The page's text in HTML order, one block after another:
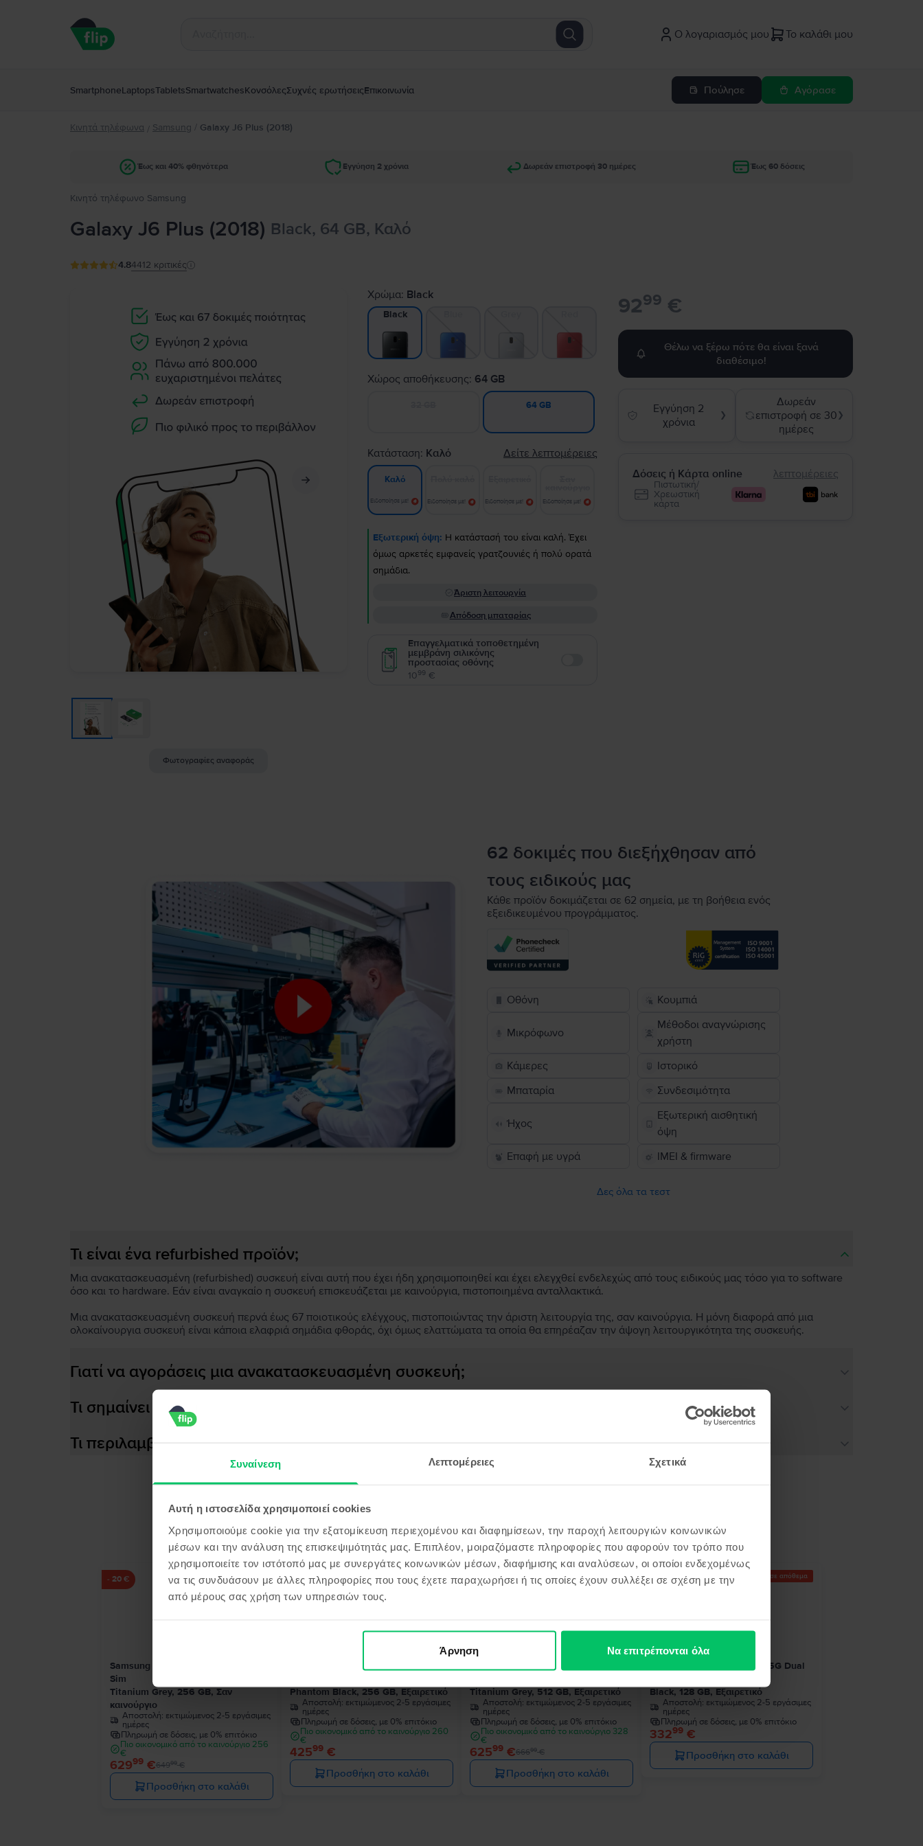
Συναίνεση Λεπτομέρειες Σχετικά
Αυτή η ιστοσελίδα χρησιμοποιεί cookies
Χρησιμοποιούμε cookie για την εξατομίκευση περιεχομένου και διαφημίσεων, την παροχή λειτουργιών κοινωνικών
μέσων και την ανάλυση της επισκεψιμότητάς μας. Επιπλέον, μοιραζόμαστε πληροφορίες που αφορούν τον τρόπο που
χρησιμοποιείτε τον ιστότοπό μας με συνεργάτες κοινωνικών μέσων, διαφήμισης και αναλύσεων, οι οποίοι ενδεχομένως
να τις συνδυάσουν με άλλες πληροφορίες που τους έχετε παραχωρήσει ή τις οποίες έχουν συλλέξει σε σχέση με την
από μέρους σας χρήση των υπηρεσιών τους.
Άρνηση Να επιτρέπονται όλα
Ο λογαριασμός μου Το καλάθι μου
SmartphoneLaptopsTabletsSmartwatchesΚονσόλεςΣυχνές ερωτήσειςΕπικοινωνία Πούλησε Αγόρασε
Κινητά τηλέφωνα / Samsung / Galaxy J6 Plus (2018)
Έως και 40% φθηνότερα Εγγύηση 2 χρόνια Δωρεάν επιστροφή 30 ημέρες Έως 60 δόσεις
Κινητό τηλέφωνο Samsung
Galaxy J6 Plus (2018) Black, 64 GB, Καλό
4.84412 κριτικές
Φωτογραφίες αναφοράς
Χρώμα: Black
Black
Χώρος αποθήκευσης: 64 GB
64 GB
Κατάσταση: Καλό Δείτε λεπτομέρειες
Καλό
Ειδοποίησε με! Ειδοποίησε με! Ειδοποίησε με! Ειδοποίησε με!
Εξωτερική όψη: Η κατάστασή του είναι καλή. Έχει
όμως αρκετές εμφανείς γρατζουνιές ή πολύ ορατά
σημάδια.
Άριστη λειτουργία
Απόδοση μπαταρίας
Επαγγελματικά τοποθετημένη
μεμβράνη σιλικόνης
προστασίας οθόνης
1099 €
9299 €
Θέλω να ξέρω πότε θα είναι ξανά
διαθέσιμο!
Εγγύηση 2
χρόνια
❯
Δωρεάν
επιστροφή σε 30
ημέρες
❯
Δόσεις ή Κάρτα online λεπτομέρειες
Πιστωτική/
Χρεωστική
κάρτα
62 δοκιμές που διεξήχθησαν από
τους ειδικούς μας
Κάθε προϊόν δοκιμάζεται σε 62 σημεία, με τη βοήθεια ενός
εξειδικευμένου προγράμματος.
Οθόνη Κουμπιά
Μικρόφωνο
Μέθοδοι αναγνώρισης
χρήστη
Κάμερες
Ιστορικό
Μπαταρία
Συνδεσιμότητα
Ήχος
Εξωτερική αισθητική
όψη
Επαφή με υγρά
IMEI & firmware
Δες όλα τα τεστ
Τι είναι ένα refurbished προϊόν;
Μια ανακατασκευασμένη (refurbished) συσκευή είναι αυτή που έχει ήδη χρησιμοποιηθεί και έχει ελεγχθεί ενδελεχώς από τους ειδικούς μας τόσο για το software
όσο και το hardware. Εάν είναι αναγκαίο η συσκευή επισκευάζεται με καινούργια, πιστοποιημένα ανταλλακτικά.
Μια ανακατασκευασμένη συσκευή περνά έως 67 ποιοτικούς ελέγχους, πιστοποιώντας την άριστη λειτουργία της, σαν καινούργια. Η μόνη διαφορά από μια
ολοκαίνουργια συσκευή είναι κάποια ελαφριά σημάδια φθοράς, όχι όμως ελαττώματα τα οποία θα επηρέαζαν την άψογη λειτουργικότητα της συσκευής.
Γιατί να αγοράσεις μια ανακατασκευασμένη συσκευή;
Τι σημαίνει αποδοτική μπαταρία;
Τι περιλαμβάνεται στο κουτί της συσκευής;
Προϊόντα παρόμοια με την αναζήτησή σου
- 20 €
Samsung Galaxy S24 Ultra 5G Dual
Sim
Titanium Grey, 256 GB, Σαν
καινούργιο
Αποστολή: εκτιμώμενος 2-5 εργάσιμες
ημέρες
Πληρωμή σε δόσεις, με 0% επιτόκιο
Πιο οικονομικό από το καινούργιο 256
€
62999€64999€
Προσθήκη στο καλάθι
Samsung Galaxy S22 Ultra 5G Dual
Phantom Black, 256 GB, Εξαιρετικό
Αποστολή: εκτιμώμενος 2-5 εργάσιμες
ημέρες
Πληρωμή σε δόσεις, με 0% επιτόκιο
Πιο οικονομικό από το καινούργιο 260
€
42599€
Προσθήκη στο καλάθι
- 41 €
Samsung Galaxy S24 Ultra 5G Dual
Titanium Grey, 512 GB, Εξαιρετικό
Αποστολή: εκτιμώμενος 2-5 εργάσιμες
ημέρες
Πληρωμή σε δόσεις, με 0% επιτόκιο
Πιο οικονομικό από το καινούργιο 328
€
62599 €66699€
Προσθήκη στο καλάθι
Τελευταίο σε απόθεμα
Samsung Galaxy S21 Ultra 5G Dual
Black, 128 GB, Εξαιρετικό
Αποστολή: εκτιμώμενος 2-5 εργάσιμες
ημέρες
Πληρωμή σε δόσεις, με 0% επιτόκιο
33299 €
Προσθήκη στο καλάθι